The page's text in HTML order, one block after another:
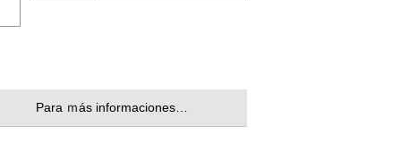
Para ｍás informaciones…